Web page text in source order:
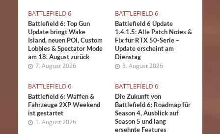
BATTLEFIELD 6
Battlefield 6: Top Gun
Update bringt Wake
Island, neuen POI, Custom
Lobbies & Spectator Mode
am 18. August zurück
7. August 2026
BATTLEFIELD 6
Battlefield 6 Update
1.4.1.5: Alle Patch Notes &
Fix für RTX 50-Serie –
Update erscheint am
Dienstag
3. August 2026
BATTLEFIELD 6
Battlefield 6: Waffen &
Fahrzeuge 2XP Weekend
ist gestartet
1. August 2026
BATTLEFIELD 6
Die Zukunft von
Battlefield 6: Roadmap für
Season 4, Ausblick auf
Season 5 und lang
ersehnte Features